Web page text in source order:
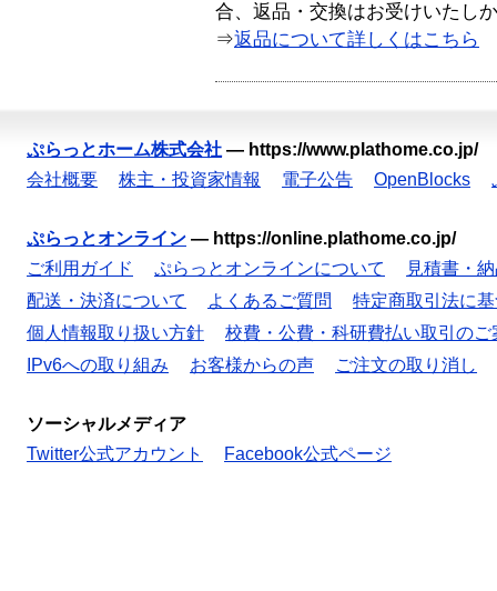
合、返品・交換はお受けいたし
⇒返品について詳しくはこちら
ぷらっとホーム株式会社 — https://www.plathome.co.jp/
会社概要
株主・投資家情報 電子公告 OpenBlocks
ぷらっとオンライン — https://online.plathome.co.jp/
ご利用ガイド
ぷらっとオンラインについて
見積書・
配送・決済について
よくあるご質問
特定商取引法に
個人情報取り扱い方針
校費・公費・科研費払い取引のご
IPv6への取り組み
お客様からの声 ご注文の取り消し
ソーシャルメディア
Twitter公式アカウント
Facebook公式ページ